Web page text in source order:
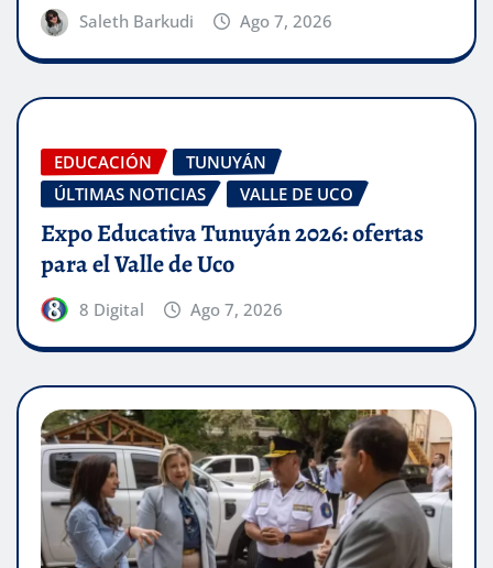
Saleth Barkudi Ago 7, 2026
EDUCACIÓN
TUNUYÁN
ÚLTIMAS NOTICIAS
VALLE DE UCO
Expo Educativa Tunuyán 2026: ofertas
para el Valle de Uco
8 Digital Ago 7, 2026